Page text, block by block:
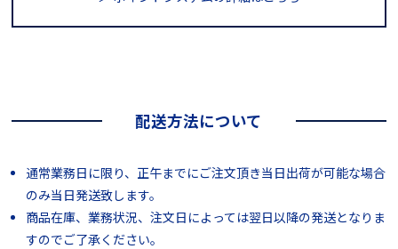
配送方法について
通常業務日に限り、正午までにご注文頂き当日出荷が可能な場合
のみ当日発送致します。
商品在庫、業務状況、注文日によっては翌日以降の発送となりま
すのでご了承ください。